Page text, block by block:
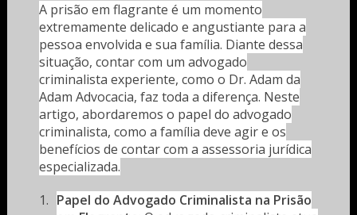
A prisão em flagrante é um momento
extremamente delicado e angustiante para a
pessoa envolvida e sua família. Diante dessa
situação, contar com um advogado
criminalista experiente, como o Dr. Adam da
Adam Advocacia, faz toda a diferença. Neste
artigo, abordaremos o papel do advogado
criminalista, como a família deve agir e os
benefícios de contar com a assessoria jurídica
especializada.
Papel do Advogado Criminalista na Prisão